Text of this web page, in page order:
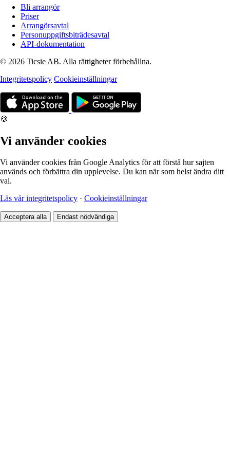
Bli arrangör
Priser
Arrangörsavtal
Personuppgiftsbiträdesavtal
API-dokumentation
© 2026 Ticsie AB. Alla rättigheter förbehållna.
Integritetspolicy Cookieinställningar
🍪
Vi använder cookies
Vi använder cookies från Google Analytics för att förstå hur sajten
används och förbättra din upplevelse. Du kan när som helst ändra ditt
val.
Läs vår integritetspolicy · Cookieinställningar
Acceptera alla Endast nödvändiga